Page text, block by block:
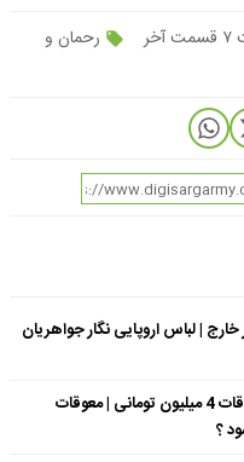
رحمان و
| لباس اروپایی نگار جواهریان
بازنشستگان تامین اجتماعی چشم انتظار معوقات 4 میلیون تومانی | معوقات
؟